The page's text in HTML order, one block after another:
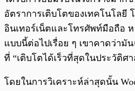
อัตราการเติบโตของเทคโนโลยี
อินเทอร์เน็ตและโทรศัพท์มือถือ ห
แบบนี้ต่อไปเรื่อย ๆ เขาคาดว่ามั
ที่ “เติบโตได้เร็วที่สุดในประวัติศา
โดยในการวิเคราะห์ล่าสุดนั้น